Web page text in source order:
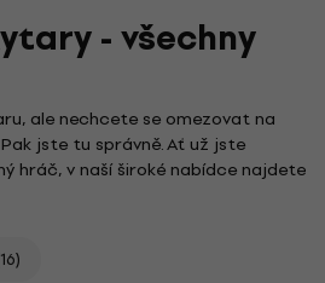
- všechny
ale nechcete se omezovat na
jste tu správně. Ať už jste
hráč, v naší široké nabídce najdete
kytara je nástroj, který vám